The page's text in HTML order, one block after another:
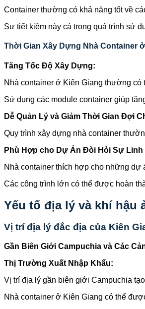
Container thường có khả năng tốt về
Sự tiết kiệm này cả trong quá trình sử
Thời Gian Xây Dựng Nhà Container
Tăng Tốc Độ Xây Dựng:
Nhà container ở Kiên Giang thường
Sử dụng các module container giúp
Dễ Quản Lý và Giảm Thời Gian Đợi
Quy trình xây dựng nhà container
Phù Hợp cho Dự Án Đòi Hỏi Sự Linh
Nhà container thích hợp cho những dự
Các công trình lớn có thể được hoàn
Yếu tố địa lý và khí hậu
Vị trí địa lý đắc địa của Kiên
Gần Biên Giới Campuchia và Các
Thị Trường Xuất Nhập Khẩu:
Vị trí địa lý gần biên giới Campuchia
Nhà container ở Kiên Giang có thể